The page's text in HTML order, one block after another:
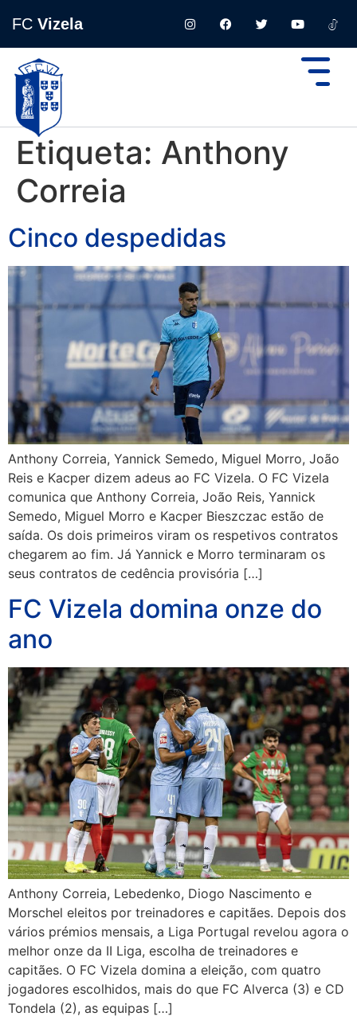
FC Vizela
Etiqueta: Anthony
Correia
Cinco despedidas
Anthony Correia, Yannick Semedo, Miguel Morro, João
Reis e Kacper dizem adeus ao FC Vizela. O FC Vizela
comunica que Anthony Correia, João Reis, Yannick
Semedo, Miguel Morro e Kacper Bieszczac estão de
saída. Os dois primeiros viram os respetivos contratos
chegarem ao fim. Já Yannick e Morro terminaram os
seus contratos de cedência provisória […]
FC Vizela domina onze do
ano
Anthony Correia, Lebedenko, Diogo Nascimento e
Morschel eleitos por treinadores e capitães. Depois dos
vários prémios mensais, a Liga Portugal revelou agora o
melhor onze da II Liga, escolha de treinadores e
capitães. O FC Vizela domina a eleição, com quatro
jogadores escolhidos, mais do que FC Alverca (3) e CD
Tondela (2), as equipas […]